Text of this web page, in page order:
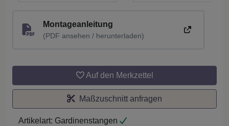
Montageanleitung
(PDF ansehen / herunterladen)
Auf den Merkzettel
Maßzuschnitt anfragen
Artikelart: Gardinenstangen